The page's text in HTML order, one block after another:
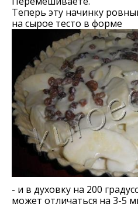
Теперь эту начинку
на сырое тесто в форме
- и в духовку на 200
может отличаться на 3-5